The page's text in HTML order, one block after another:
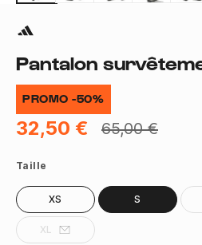
Pantalon
PROMO -50%
32,50 € 65,00 €
Taille
XS S
XL